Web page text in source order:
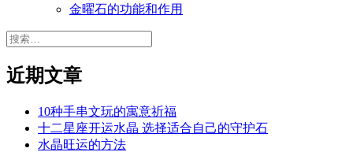
金曜石的功能和作用
搜
近期文章
10种手串文玩的寓意祈福
十二星座开运水晶 选择适合自己的守护石
水晶旺运的方法